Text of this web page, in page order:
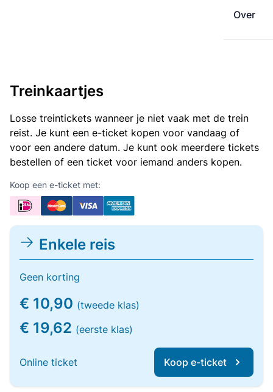
Over
Treinkaartjes
Losse treintickets wanneer je niet vaak met de trein
reist. Je kunt een e-ticket kopen voor vandaag of
voor een andere datum. Je kunt ook meerdere tickets
bestellen of een ticket voor iemand anders kopen.
Koop een e-ticket met:
Enkele reis
Geen korting
€ 10,90 (tweede klas)
€ 19,62 (eerste klas)
Online ticket Koop e-ticket